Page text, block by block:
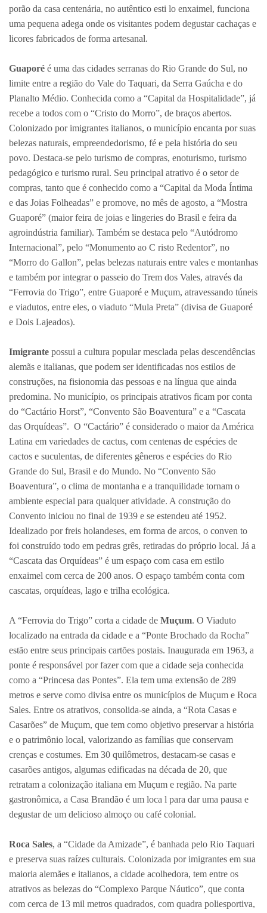
porão da casa centenária, no autêntico esti lo enxaimel, funciona
uma pequena adega onde os visitantes podem degustar cachaças e
licores fabricados de forma artesanal.
Guaporé é uma das cidades serranas do Rio Grande do Sul, no
limite entre a região do Vale do Taquari, da Serra Gaúcha e do
Planalto Médio. Conhecida como a “Capital da Hospitalidade”, já
recebe a todos com o “Cristo do Morro”, de braços abertos.
Colonizado por imigrantes italianos, o município encanta por suas
belezas naturais, empreendedorismo, fé e pela história do seu
povo. Destaca-se pelo turismo de compras, enoturismo, turismo
pedagógico e turismo rural. Seu principal atrativo é o setor de
compras, tanto que é conhecido como a “Capital da Moda Íntima
e das Joias Folheadas” e promove, no mês de agosto, a “Mostra
Guaporé” (maior feira de joias e lingeries do Brasil e feira da
agroindústria familiar). Também se destaca pelo “Autódromo
Internacional”, pelo “Monumento ao C risto Redentor”, no
“Morro do Gallon”, pelas belezas naturais entre vales e montanhas
e também por integrar o passeio do Trem dos Vales, através da
“Ferrovia do Trigo”, entre Guaporé e Muçum, atravessando túneis
e viadutos, entre eles, o viaduto “Mula Preta” (divisa de Guaporé
e Dois Lajeados).
Imigrante possui a cultura popular mesclada pelas descendências
alemãs e italianas, que podem ser identificadas nos estilos de
construções, na fisionomia das pessoas e na língua que ainda
predomina. No município, os principais atrativos ficam por conta
do “Cactário Horst”, “Convento São Boaventura” e a “Cascata
das Orquídeas”. O “Cactário” é considerado o maior da América
Latina em variedades de cactus, com centenas de espécies de
cactos e suculentas, de diferentes gêneros e espécies do Rio
Grande do Sul, Brasil e do Mundo. No “Convento São
Boaventura”, o clima de montanha e a tranquilidade tornam o
ambiente especial para qualquer atividade. A construção do
Convento iniciou no final de 1939 e se estendeu até 1952.
Idealizado por freis holandeses, em forma de arcos, o conven to
foi construído todo em pedras grês, retiradas do próprio local. Já a
“Cascata das Orquídeas” é um espaço com casa em estilo
enxaimel com cerca de 200 anos. O espaço também conta com
cascatas, orquídeas, lago e trilha ecológica.
A “Ferrovia do Trigo” corta a cidade de Muçum. O Viaduto
localizado na entrada da cidade e a “Ponte Brochado da Rocha”
estão entre seus principais cartões postais. Inaugurada em 1963, a
ponte é responsável por fazer com que a cidade seja conhecida
como a “Princesa das Pontes”. Ela tem uma extensão de 289
metros e serve como divisa entre os municípios de Muçum e Roca
Sales. Entre os atrativos, consolida-se ainda, a “Rota Casas e
Casarões” de Muçum, que tem como objetivo preservar a história
e o patrimônio local, valorizando as famílias que conservam
crenças e costumes. Em 30 quilômetros, destacam-se casas e
casarões antigos, algumas edificadas na década de 20, que
retratam a colonização italiana em Muçum e região. Na parte
gastronômica, a Casa Brandão é um loca l para dar uma pausa e
degustar de um delicioso almoço ou café colonial.
Roca Sales, a “Cidade da Amizade”, é banhada pelo Rio Taquari
e preserva suas raízes culturais. Colonizada por imigrantes em sua
maioria alemães e italianos, a cidade acolhedora, tem entre os
atrativos as belezas do “Complexo Parque Náutico”, que conta
com cerca de 13 mil metros quadrados, com quadra poliesportiva,